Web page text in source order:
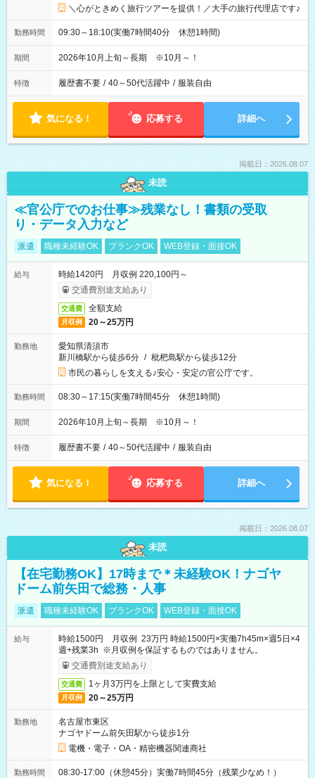
＼心がときめく旅行ツアーを提供！／大手の旅行代理店です♪
勤務時間 09:30～18:10(実働7時間40分 休憩1時間)
期間 2026年10月上旬～長期 ※10月～！
特徴 履歴書不要 / 40～50代活躍中 / 服装自由
気になる！ 応募する 詳細へ
掲載日：2026.08.07
未読
≪官公庁でのお仕事≫残業なし！書類の受取
り・データ入力など
派遣 職種未経験OK ブランクOK WEB登録・面接OK
給与
時給1420円 月収例 220,100円～
交通費別途支給あり
交通費 全額支給
月収例 20～25万円
勤務地
愛知県清須市
新川橋駅から徒歩6分 / 枇杷島駅から徒歩12分
市民の暮らしを支える♪安心・安定の官公庁です。
勤務時間 08:30～17:15(実働7時間45分 休憩1時間)
期間 2026年10月上旬～長期 ※10月～！
特徴 履歴書不要 / 40～50代活躍中 / 服装自由
気になる！ 応募する 詳細へ
掲載日：2026.08.07
未読
【在宅勤務OK】17時まで＊未経験OK！ナゴヤ
ドーム前矢田で総務・人事
派遣 職種未経験OK ブランクOK WEB登録・面接OK
給与
時給1500円 月収例 23万円 時給1500円×実働7h45m×週5日×4
週+残業3h ※月収例を保証するものではありません。
交通費別途支給あり
交通費 1ヶ月3万円を上限として実費支給
月収例 20～25万円
勤務地
名古屋市東区
ナゴヤドーム前矢田駅から徒歩1分
電機・電子・OA・精密機器関連商社
勤務時間 08:30-17:00（休憩45分）実働7時間45分（残業少なめ！）